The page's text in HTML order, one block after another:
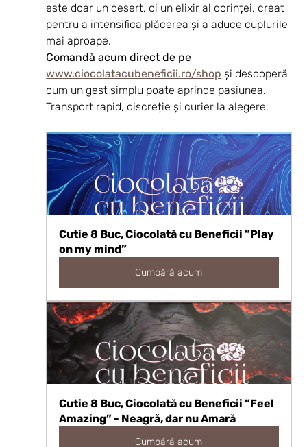
este doar un desert, ci un elixir al dorinței, creat
pentru a intensifica plăcerea și a aduce cuplurile
mai aproape.
Comandă acum direct de pe
www.ciocolatacubeneficii.ro/shop și descoperă
cum un gest simplu poate aprinde pasiunea.
Transport rapid, discreție și curier la alegere.
Cutie 8 Buc, Ciocolată cu Beneficii ”Play
on my mind”
Cumpără acum
Cutie 8 Buc, Ciocolată cu Beneficii ”Feel
Amazing” - Neagră, dar nu Amară
Cumpără acum